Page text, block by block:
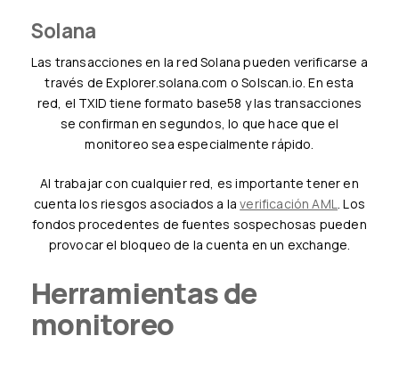
Solana
Las transacciones en la red Solana pueden verificarse a
través de Explorer.solana.com o Solscan.io. En esta
red, el TXID tiene formato base58 y las transacciones
se confirman en segundos, lo que hace que el
monitoreo sea especialmente rápido.
Al trabajar con cualquier red, es importante tener en
cuenta los riesgos asociados a laverificación AML. Los
fondos procedentes de fuentes sospechosas pueden
provocar el bloqueo de la cuenta en un exchange.
Herramientas de
monitoreo